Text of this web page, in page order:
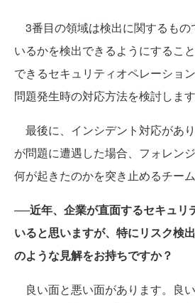
3番目の領域は検出に関するもの
いるかを検出できるようにするこ
できるセキュリティオペレーショ
問題発生時の対応方法を検討します
最後に、インシデント対応があ
が問題に遭遇した場合、フォレン
何が起きたのかを突き止めるチー
──近年、企業が直面するセキュリ
いると思いますが、特にリスク検
のような見解をお持ちですか？
良い面と悪い面があります。良